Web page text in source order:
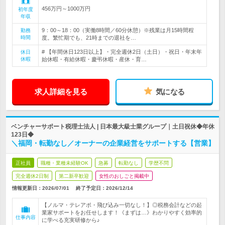
初年度
年収
456万円～1000万円
勤務
時間
9：00～18：00（実働8時間／60分休憩）※残業は月15時間程
度。繁忙期でも、21時までの退社を…
休日
休暇
# 【年間休日123日以上】・完全週休2日（土日）・祝日・年末年
始休暇・有給休暇・慶弔休暇・産休・育…
求人詳細を見る 気になる
ベンチャーサポート税理士法人 | 日本最大級士業グループ｜土日祝休◆年休
123日◆
＼福岡・転勤なし／オーナーの企業経営をサポートする【営業】
正社員 職種・業種未経験OK 急募 転勤なし 学歴不問
完全週休2日制 第二新卒歓迎 女性のおしごと掲載中
情報更新日：2026/07/01 終了予定日： 2026/12/14
仕事内容
【ノルマ・テレアポ・飛び込み一切なし！】◎税務会計などの起
業家サポートをお任せします！《まずは…》わかりやすく効率的
に学べる充実研修から♪